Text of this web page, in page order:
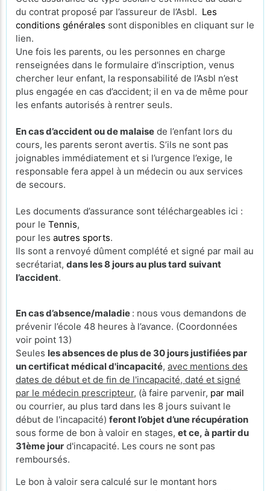
du contrat proposé par l’assureur de l’Asbl. Les
conditions générales sont disponibles en cliquant sur le
lien.
Une fois les parents, ou les personnes en charge
renseignées dans le formulaire d'inscription, venus
chercher leur enfant, la responsabilité de l’Asbl n’est
plus engagée en cas d’accident; il en va de même pour
les enfants autorisés à rentrer seuls.
En cas d’accident ou de malaise de l’enfant lors du
cours, les parents seront avertis. S’ils ne sont pas
joignables immédiatement et si l’urgence l’exige, le
responsable fera appel à un médecin ou aux services
de secours.
Les documents d’assurance sont téléchargeables ici :
pour le Tennis,
pour les autres sports.
Ils sont a renvoyé dûment complété et signé par mail au
secrétariat, dans les 8 jours au plus tard suivant
l’accident.
En cas d’absence/maladie : nous vous demandons de
prévenir l’école 48 heures à l’avance. (Coordonnées
voir point 13)
Seules les absences de plus de 30 jours justifiées par
un certificat médical d'incapacité, avec mentions des
dates de début et de fin de l'incapacité, daté et signé
par le médecin prescripteur, (à faire parvenir, par mail
ou courrier, au plus tard dans les 8 jours suivant le
début de l'incapacité) feront l’objet d’une récupération
sous forme de bon à valoir en stages, et ce, à partir du
31ème jour d'incapacité. Les cours ne sont pas
remboursés.
Le bon à valoir sera calculé sur le montant hors